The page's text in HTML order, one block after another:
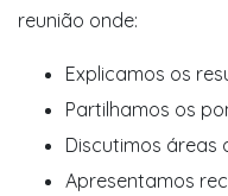
reunião onde:
Explicamos os
Partilhamos os
Discutimos áreas
Apresentamos